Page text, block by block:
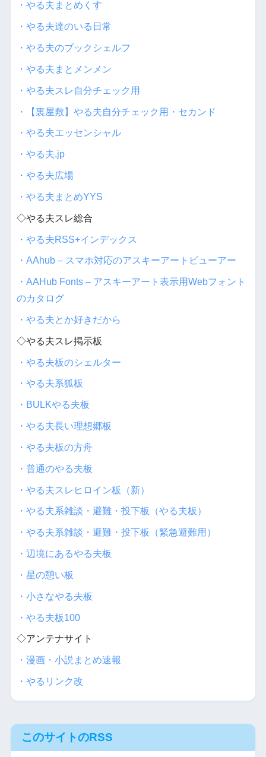
・やる夫まとめくす
・やる夫達のいる日常
・やる夫のブックシェルフ
・やる夫まとメンメン
・やる夫スレ自分チェック用
・【裏屋敷】やる夫自分チェック用・セカンド
・やる夫エッセンシャル
・やる夫.jp
・やる夫広場
・やる夫まとめYYS
◇やる夫スレ総合
・やる夫RSS+インデックス
・AAhub – スマホ対応のアスキーアートビューアー
・AAHub Fonts – アスキーアート表示用Webフォント
のカタログ
・やる夫とか好きだから
◇やる夫スレ掲示板
・やる夫板のシェルター
・やる夫系狐板
・BULKやる夫板
・やる夫長い理想郷板
・やる夫板の方舟
・普通のやる夫板
・やる夫スレヒロイン板（新）
・やる夫系雑談・避難・投下板（やる夫板）
・やる夫系雑談・避難・投下板（緊急避難用）
・辺境にあるやる夫板
・星の憩い板
・小さなやる夫板
・やる夫板100
◇アンテナサイト
・漫画・小説まとめ速報
・やるリンク改
このサイトのRSS